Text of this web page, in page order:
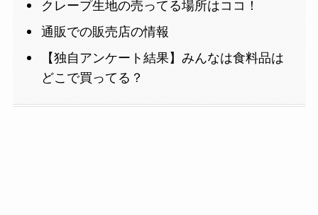
クレープ生地の売ってる場所はココ！
通販での販売店の情報
【独自アンケート結果】みんなは食料品は
どこで買ってる？